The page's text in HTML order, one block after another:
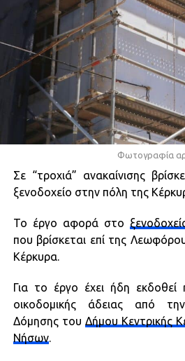
Φωτογραφία
Σε “τροχιά” ανακαίνισης
ξενοδοχείο στην πόλη της
Το έργο αφορά στο
που βρίσκεται επί της
Κέρκυρα.
Για το έργο έχει ήδη εκδοθεί
οικοδομικής άδειας από
Δόμησης του Δήμου Κεντρικής
Νήσων.